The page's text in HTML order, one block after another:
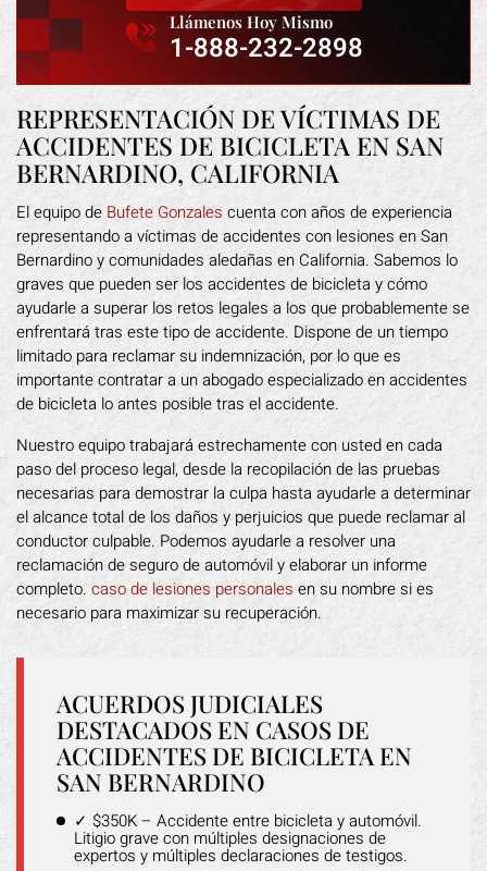
Llámenos Hoy Mismo
1-888-232-2898
REPRESENTACIÓN DE VÍCTIMAS DE
ACCIDENTES DE BICICLETA EN SAN
BERNARDINO, CALIFORNIA
El equipo de Bufete Gonzales cuenta con años de experiencia
representando a víctimas de accidentes con lesiones en San
Bernardino y comunidades aledañas en California. Sabemos lo
graves que pueden ser los accidentes de bicicleta y cómo
ayudarle a superar los retos legales a los que probablemente se
enfrentará tras este tipo de accidente. Dispone de un tiempo
limitado para reclamar su indemnización, por lo que es
importante contratar a un abogado especializado en accidentes
de bicicleta lo antes posible tras el accidente.
Nuestro equipo trabajará estrechamente con usted en cada
paso del proceso legal, desde la recopilación de las pruebas
necesarias para demostrar la culpa hasta ayudarle a determinar
el alcance total de los daños y perjuicios que puede reclamar al
conductor culpable. Podemos ayudarle a resolver una
reclamación de seguro de automóvil y elaborar un informe
completo. caso de lesiones personales en su nombre si es
necesario para maximizar su recuperación.
ACUERDOS JUDICIALES
DESTACADOS EN CASOS DE
ACCIDENTES DE BICICLETA EN
SAN BERNARDINO
✓ $350K – Accidente entre bicicleta y automóvil.
Litigio grave con múltiples designaciones de
expertos y múltiples declaraciones de testigos.